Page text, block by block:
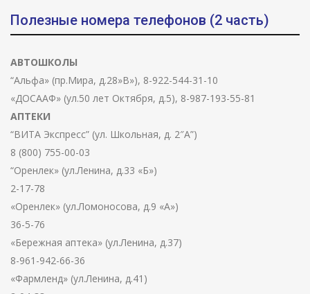
Полезные номера телефонов (2 часть)
АВТОШКОЛЫ
“Альфа» (пр.Мира, д.28»В»), 8-922-544-31-10
«ДОСААФ» (ул.50 лет Октября, д.5), 8-987-193-55-81
АПТЕКИ
“ВИТА Экспресс” (ул. Школьная, д. 2″А”)
8 (800) 755-00-03
“Оренлек» (ул.Ленина, д.33 «Б»)
2-17-78
«Оренлек» (ул.Ломоносова, д.9 «А»)
36-5-76
«Бережная аптека» (ул.Ленина, д.37)
8-961-942-66-36
«Фармленд» (ул.Ленина, д.41)